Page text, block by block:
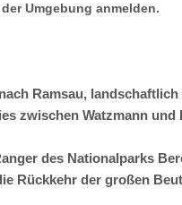
Umgebung anmelden.
Ramsau,
zwischen Watzmann und
des Nationalparks
Rückkehr der großen